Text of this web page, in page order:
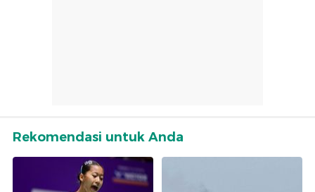
Rekomendasi untuk Anda